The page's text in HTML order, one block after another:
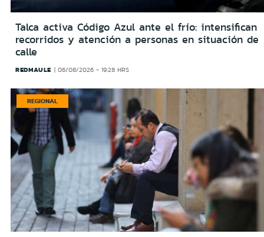
Talca activa Código Azul ante el frío: intensifican
recorridos y atención a personas en situación de
calle
REDMAULE 06/08/2026 - 19:28 HRS
REGIONAL